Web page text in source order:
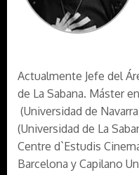
Actualmente Jefe del
de La Sabana. Máster
(Universidad de
(Universidad de La
Centre d`Estudis
Barcelona y Capilano